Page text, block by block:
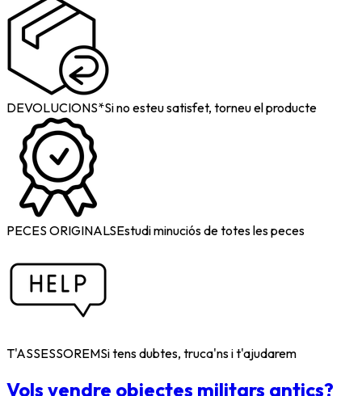
DEVOLUCIONS*Si no esteu satisfet, torneu el producte
PECES ORIGINALSEstudi minuciós de totes les peces
T'ASSESSOREMSi tens dubtes, truca'ns i t'ajudarem
Vols vendre objectes militars antics?